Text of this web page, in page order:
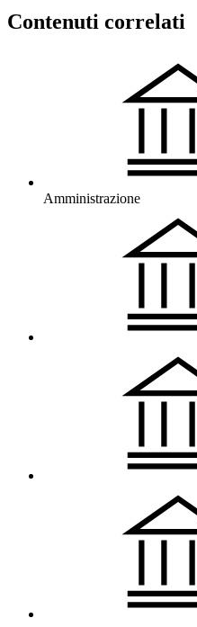
Contenuti correlati
Amministrazione